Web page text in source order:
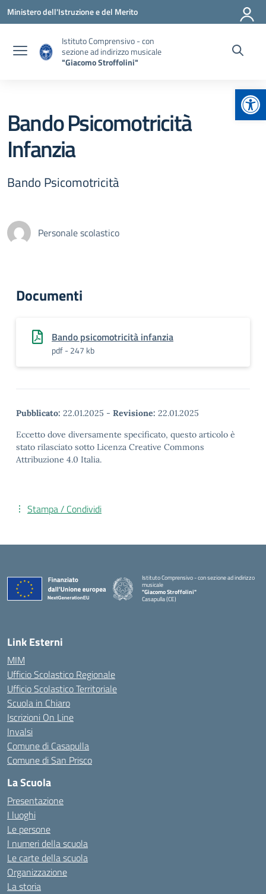
Vai ai contenuti
Vai al menu di navigazione
Vai al footer
Ministero dell'Istruzione e del Merito
Istituto Comprensivo - con
sezione ad indirizzo musicale
"Giacomo Stroffolini"
Bando Psicomotricità
Infanzia
Bando Psicomotricità
Personale scolastico
Documenti
Bando psicomotricità infanzia
pdf - 247 kb
Pubblicato: 22.01.2025 - Revisione: 22.01.2025
Eccetto dove diversamente specificato, questo articolo è
stato rilasciato sotto Licenza Creative Commons
Attribuzione 4.0 Italia.
Stampa / Condividi
Istituto Comprensivo - con sezione ad indirizzo
musicale
"Giacomo Stroffolini"
Casapulla (CE)
Link Esterni
MIM
Ufficio Scolastico Regionale
Ufficio Scolastico Territoriale
Scuola in Chiaro
Iscrizioni On Line
Invalsi
Comune di Casapulla
Comune di San Prisco
La Scuola
Presentazione
I luoghi
Le persone
I numeri della scuola
Le carte della scuola
Organizzazione
La storia